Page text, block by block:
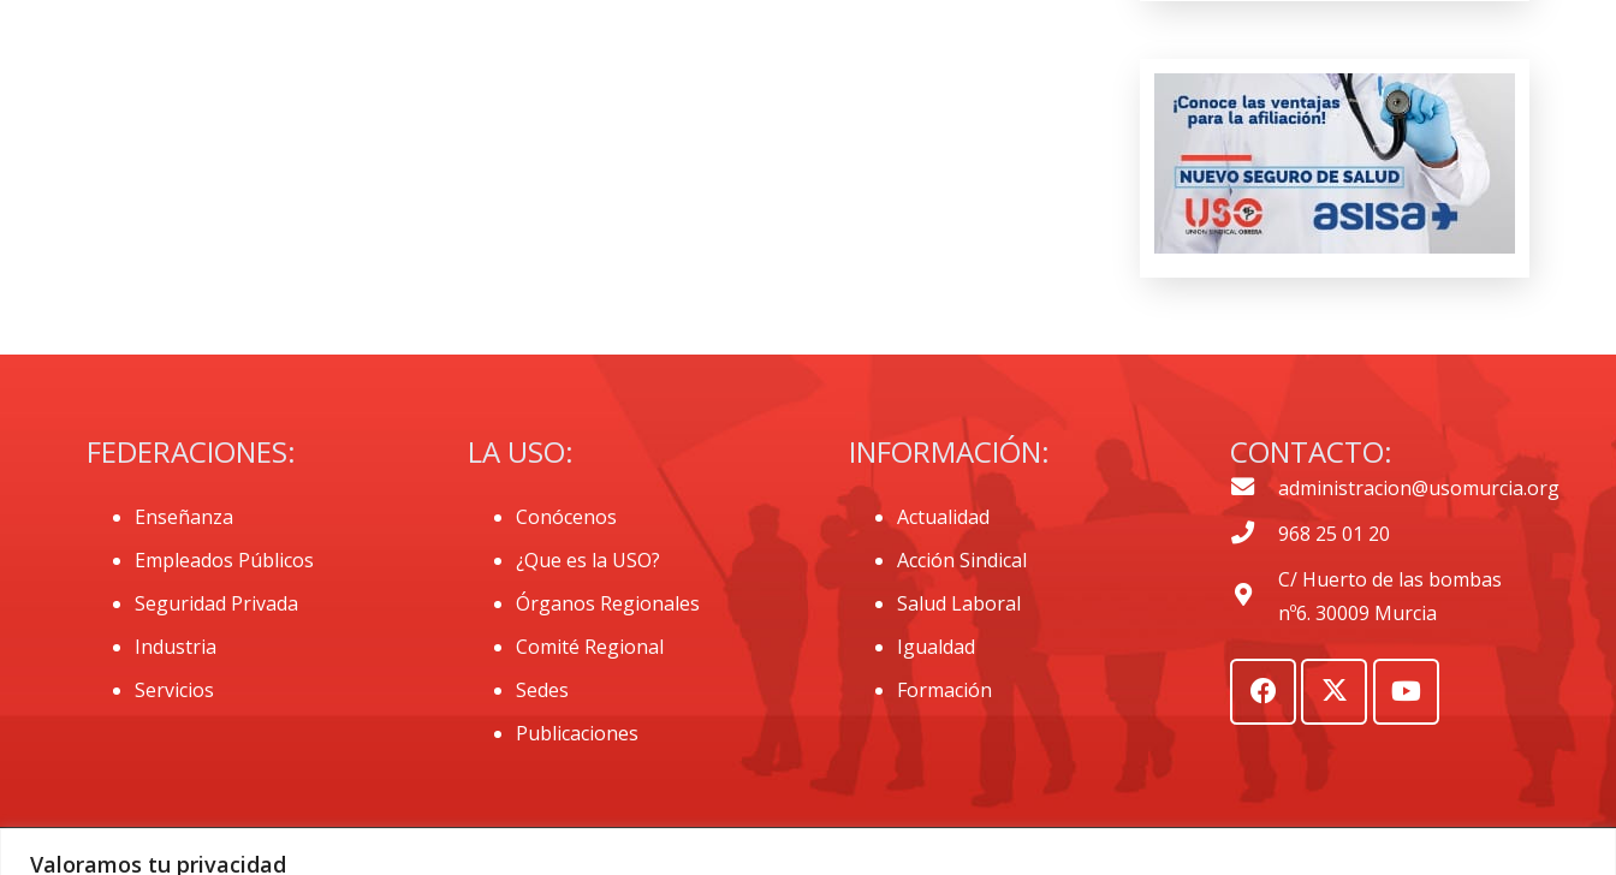
Valoramos tu privacidad
FEDERACIONES:
Enseñanza
Empleados Públicos
Seguridad Privada
Industria
Servicios
LA USO:
Conócenos
¿Que es la USO?
Órganos Regionales
Comité Regional
Sedes
Publicaciones
INFORMACIÓN:
Actualidad
Acción Sindical
Salud Laboral
Igualdad
Formación
CONTACTO:
administracion@usomurcia.org
968 25 01 20
C/ Huerto de las bombas
nº6. 30009 Murcia